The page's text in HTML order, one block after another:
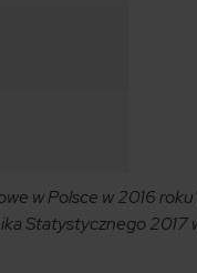
w Polsce w 2016
Statystycznego 2017